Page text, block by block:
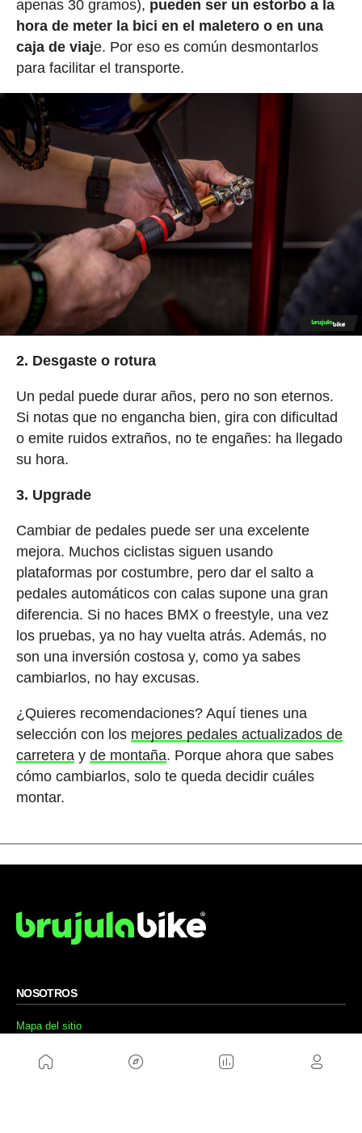
apenas 30 gramos), pueden ser un estorbo a la
hora de meter la bici en el maletero o en una
caja de viaje. Por eso es común desmontarlos
para facilitar el transporte.
2. Desgaste o rotura
Un pedal puede durar años, pero no son eternos.
Si notas que no engancha bien, gira con dificultad
o emite ruidos extraños, no te engañes: ha llegado
su hora.
3. Upgrade
Cambiar de pedales puede ser una excelente
mejora. Muchos ciclistas siguen usando
plataformas por costumbre, pero dar el salto a
pedales automáticos con calas supone una gran
diferencia. Si no haces BMX o freestyle, una vez
los pruebas, ya no hay vuelta atrás. Además, no
son una inversión costosa y, como ya sabes
cambiarlos, no hay excusas.
¿Quieres recomendaciones? Aquí tienes una
selección con los mejores pedales actualizados de
carretera y de montaña. Porque ahora que sabes
cómo cambiarlos, solo te queda decidir cuáles
montar.
NOSOTROS
Mapa del sitio
Política de cookies